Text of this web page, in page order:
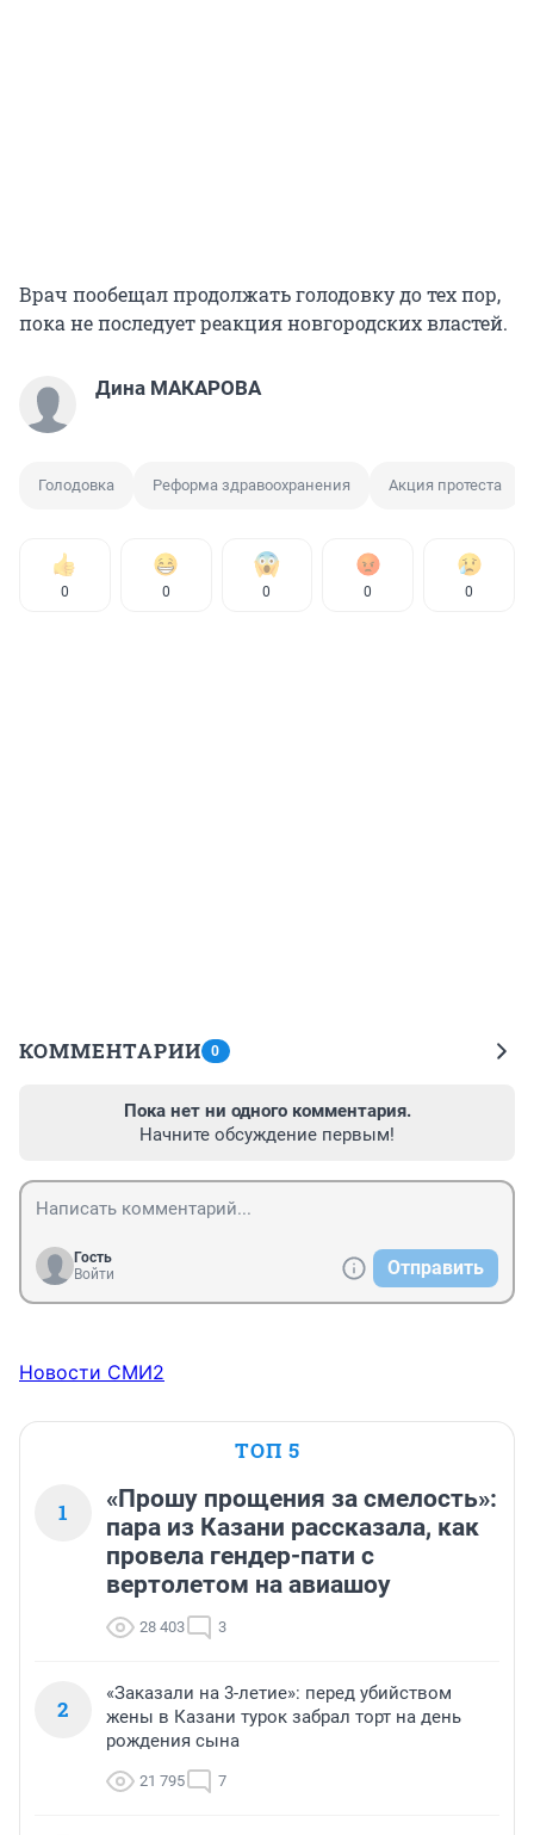
Врач пообещал продолжать голодовку до тех пор,
пока не последует реакция новгородских властей.
Дина МАКАРОВА
Голодовка Реформа здравоохранения Акция протеста
0 0 0 0 0
КОММЕНТАРИИ 0
Пока нет ни одного комментария.
Начните обсуждение первым!
Гость
Войти
Отправить
Новости СМИ2
ТОП 5
1
«Прошу прощения за смелость»:
пара из Казани рассказала, как
провела гендер-пати с
вертолетом на авиашоу
28 403 3
2
«Заказали на 3-летие»: перед убийством
жены в Казани турок забрал торт на день
рождения сына
21 795 7